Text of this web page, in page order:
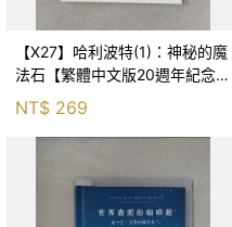
【X27】哈利波特(1)：神秘的魔
法石【繁體中文版20週年紀念】
NT$ 269